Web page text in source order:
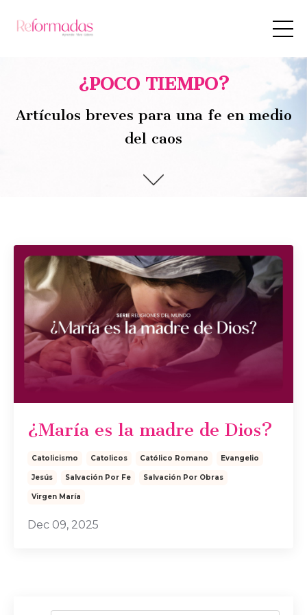
¿POCO TIEMPO?
Artículos breves para una fe en medio
del caos
¿María es la madre de Dios?
Catolicismo Catolicos Católico Romano Evangelio
Jesús Salvación Por Fe Salvación Por Obras
Virgen María
Dec 09, 2025